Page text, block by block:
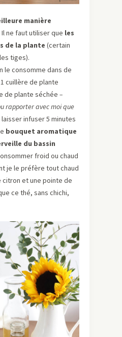
manière
Il ne faut utiliser que les
de la plante (certain
tiges).
le consomme dans de
cuillère de plante
de plante séchée –
rapporter avec moi que
laisser infuser 5 minutes
bouquet aromatique
du bassin
froid ou chaud
je le préfère tout chaud
citron et une pointe de
ce thé, sans chichi,